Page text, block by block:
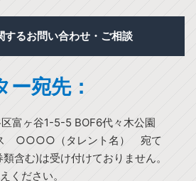
するお問い合わせ・ご相談
ー宛先：
富ヶ谷1-5-5 BOF6代々木公園
ス ○○○○（タレント名） 宛て
含む)は受け付けておりません。
ください。